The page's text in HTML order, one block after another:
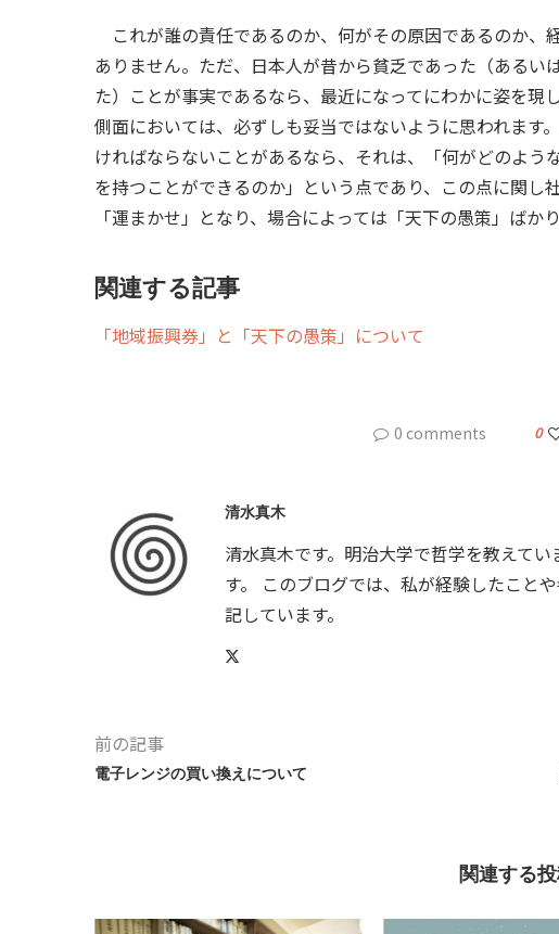
これが誰の責任であるのか、何がその原因であるのか、
ありません。ただ、日本人が昔から貧乏であった（あるい
た）ことが事実であるなら、最近になってにわかに姿を現
側面においては、必ずしも妥当ではないように思われます
ければならないことがあるなら、それは、「何がどのよ
を持つことができるのか」という点であり、この点に関し
「運まかせ」となり、場合によっては「天下の愚策」ばか
関連する記事
「地域振興券」と「天下の愚策」について
0 comments 0
清水真木
清水真木です。明治大学で哲学を教えて
す。 このブログでは、私が経験したこと
記しています。
前の記事
電子レンジの買い換えについて
関連する